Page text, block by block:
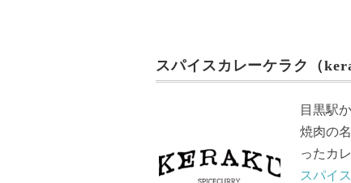
e
b
k
er
スパイスカレーケラク（
目黒駅
焼肉の
ったカ
スパイ